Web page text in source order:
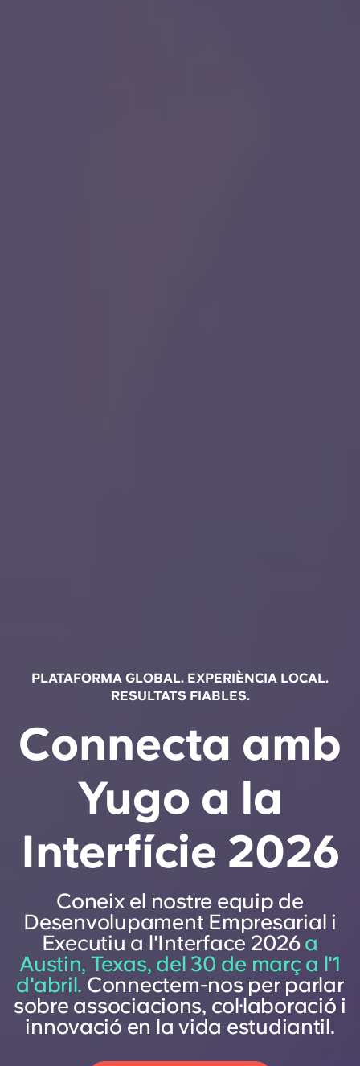
PLATAFORMA GLOBAL. EXPERIÈNCIA LOCAL.
RESULTATS FIABLES.
Connecta amb
Yugo a la
Interfície 2026
Coneix el nostre equip de
Desenvolupament Empresarial i
Executiu a l'Interface 2026a
Austin, Texas, del 30 de març a l'1
d'abril. Connectem-nos per parlar
sobre associacions, col·laboració i
innovació en la vida estudiantil.